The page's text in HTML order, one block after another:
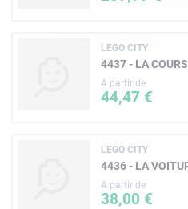
LEGO CITY
4437 - LA
A partir de
44,47 €
LEGO CITY
4436 - LA
A partir de
38,00 €